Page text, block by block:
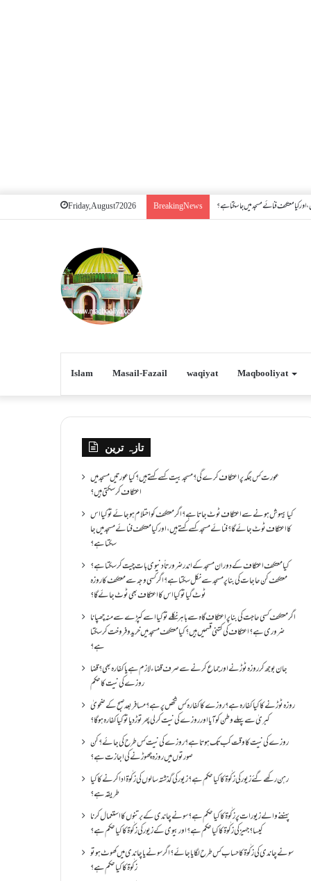
Friday, August 7 2026 Breaking News کیا معتکف فنائے مسجد میں جا سکتا ہے؟
Islam Masail-Fazail waqiyat Maqbooliyat
تازہ ترین
عورت کس جگہ پر اعتکاف کرے گی؟مسجد بیت کسے کہتے ہیں؟کیا عورتیں مسجد میں
اعتکاف کر سکتی ہیں؟
کیا بیہوش ہونے سے اعتکاف ٹوٹ جاتا ہے؟ اگر معتکف کو احتلام ہو جائے تو کیا اس
کا اعتکاف ٹوٹ جائے گا؟فنائے مسجد کسے کہتے ہیں ، اور کیا معتکف فنائے مسجد میں جا
سکتا ہے؟
کیا معتکف اعتکاف کے دوران مسجد کے اندر ضرورتاً دنیوی بات چیت کر سکتا ہے؟
معتکف کن حاجات کی بنا پر مسجد سے نکل سکتا ہے؟ اگر کسی وجہ سے معتکف کا روزہ
ٹوٹ گیا تو کیا اس کا اعتکاف بھی ٹوٹ جائے گا؟
اگر معتکف کسی حاجت کی بنا پر اعتکاف گاہ سے باہر نکلے تو کیا اسے کپڑے سے منہ چھپانا
ضروری ہے؟اعتکاف کی کتنی قسمیں ہیں؟کیا معتکف مسجد میں خرید و فروخت کر سکتا
ہے؟
جان بوجھ کر روزہ ٹوڑنے اور جماع کرنے سے صرف قضاء لازم ہے یا کفارہ بھی؟ قضا
روزے کی نیت کا حکم
روزہ ٹوڑنے کا کیا کفارہ ہے؟روزے کا کفارہ کس شخص پر ہے؟ مسافر بعد صبح کے ضحویٰ
کبریٰ سے پہلے وطن کو آیا اور روزے کی نیت کر لی پھر توڑ دیا تو کیا کفارہ ہو گا؟
روزے کی نیت کا وقت کب تک ہوتا ہے؟ روزے کی نیت کس طرح کی جائے؟ کن
صورتوں میں روزہ چھوڑنے کی اجازت ہے؟
رہن رکھے گئے زیور کی زکٰوۃ کا کیا حکم ہے؟زیور کی گذشتہ سالوں کی زکٰوۃ ادا کرنے کا کیا
طریقہ ہے؟
پہننے والے زیورات پر زکٰوۃ کا کیا حکم ہے؟ سونے چاندی کے برتنوں کا استعمال کرنا
کیسا؟ جہیز کی زکٰوۃ کا کیا حکم ہے؟ اور بیوی کے زیور کی زکٰوۃ کا کیا حکم ہے؟
سونے چاندی کی زکٰوۃ کا حساب کس طرح لگایا جائے؟ اگر سونے یا چاندی میں کھوٹ ہو تو
زکٰوۃ کا کیا حکم ہے؟